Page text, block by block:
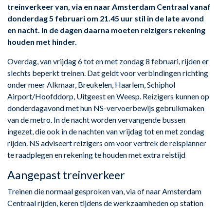
treinverkeer van, via en naar Amsterdam Centraal vanaf
donderdag 5 februari om 21.45 uur stil in de late avond
en nacht. In de dagen daarna moeten reizigers rekening
houden met hinder.
Overdag, van vrijdag 6 tot en met zondag 8 februari, rijden er
slechts beperkt treinen. Dat geldt voor verbindingen richting
onder meer Alkmaar, Breukelen, Haarlem, Schiphol
Airport/Hoofddorp, Uitgeest en Weesp. Reizigers kunnen op
donderdagavond met hun NS-vervoerbewijs gebruikmaken
van de metro. In de nacht worden vervangende bussen
ingezet, die ook in de nachten van vrijdag tot en met zondag
rijden. NS adviseert reizigers om voor vertrek de reisplanner
te raadplegen en rekening te houden met extra reistijd
Aangepast treinverkeer
Treinen die normaal gesproken van, via of naar Amsterdam
Centraal rijden, keren tijdens de werkzaamheden op station